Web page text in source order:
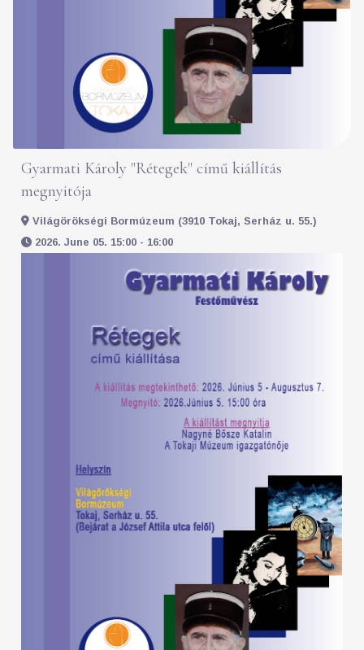
Gyarmati Károly "Rétegek" című kiállítás
megnyitója
Világörökségi Bormúzeum (3910 Tokaj, Serház u. 55.)
2026. June 05. 15:00 - 16:00